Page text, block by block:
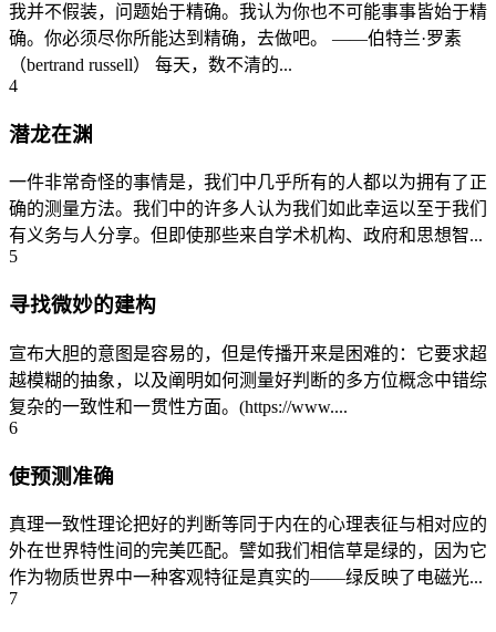
我并不假装，问题始于精确。我认为你也不可能事事皆始于精
确。你必须尽你所能达到精确，去做吧。 ——伯特兰·罗素
（bertrand russell） 每天，数不清的...
4
潜龙在渊
一件非常奇怪的事情是，我们中几乎所有的人都以为拥有了正
确的测量方法。我们中的许多人认为我们如此幸运以至于我们
有义务与人分享。但即使那些来自学术机构、政府和思想智...
5
寻找微妙的建构
宣布大胆的意图是容易的，但是传播开来是困难的：它要求超
越模糊的抽象，以及阐明如何测量好判断的多方位概念中错综
复杂的一致性和一贯性方面。(https://www....
6
使预测准确
真理一致性理论把好的判断等同于内在的心理表征与相对应的
外在世界特性间的完美匹配。譬如我们相信草是绿的，因为它
作为物质世界中一种客观特征是真实的——绿反映了电磁光...
7